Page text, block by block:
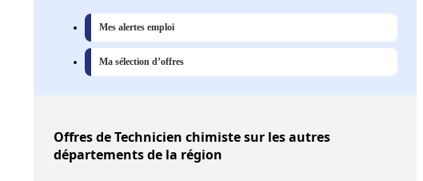
Mes alertes emploi
Ma sélection d’offres
Offresde Technicien chimiste sur les autres
départements de la région